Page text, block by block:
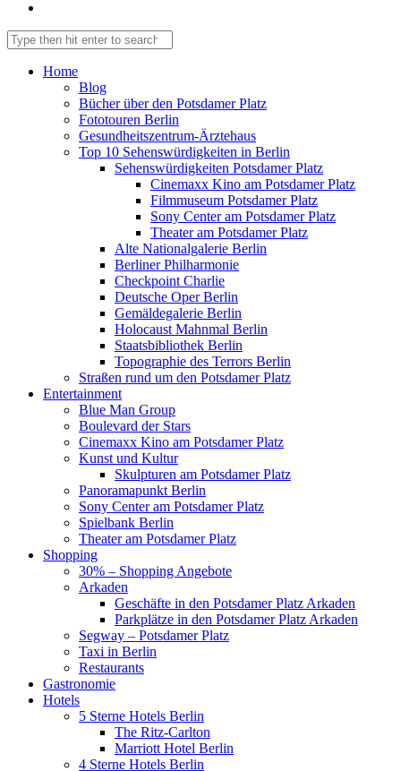
Home
Blog
Bücher über den Potsdamer Platz
Fototouren Berlin
Gesundheitszentrum-Ärztehaus
Top 10 Sehenswürdigkeiten in Berlin
Sehenswürdigkeiten Potsdamer Platz
Cinemaxx Kino am Potsdamer Platz
Filmmuseum Potsdamer Platz
Sony Center am Potsdamer Platz
Theater am Potsdamer Platz
Alte Nationalgalerie Berlin
Berliner Philharmonie
Checkpoint Charlie
Deutsche Oper Berlin
Gemäldegalerie Berlin
Holocaust Mahnmal Berlin
Staatsbibliothek Berlin
Topographie des Terrors Berlin
Straßen rund um den Potsdamer Platz
Entertainment
Blue Man Group
Boulevard der Stars
Cinemaxx Kino am Potsdamer Platz
Kunst und Kultur
Skulpturen am Potsdamer Platz
Panoramapunkt Berlin
Sony Center am Potsdamer Platz
Spielbank Berlin
Theater am Potsdamer Platz
Shopping
30% – Shopping Angebote
Arkaden
Geschäfte in den Potsdamer Platz Arkaden
Parkplätze in den Potsdamer Platz Arkaden
Segway – Potsdamer Platz
Taxi in Berlin
Restaurants
Gastronomie
Hotels
5 Sterne Hotels Berlin
The Ritz-Carlton
Marriott Hotel Berlin
4 Sterne Hotels Berlin